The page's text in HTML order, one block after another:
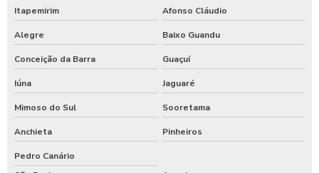
Itapemirim Afonso Cláudio
Alegre Baixo Guandu
Conceição da Barra Guaçuí
Iúna Jaguaré
Mimoso do Sul Sooretama
Anchieta Pinheiros
Pedro Canário